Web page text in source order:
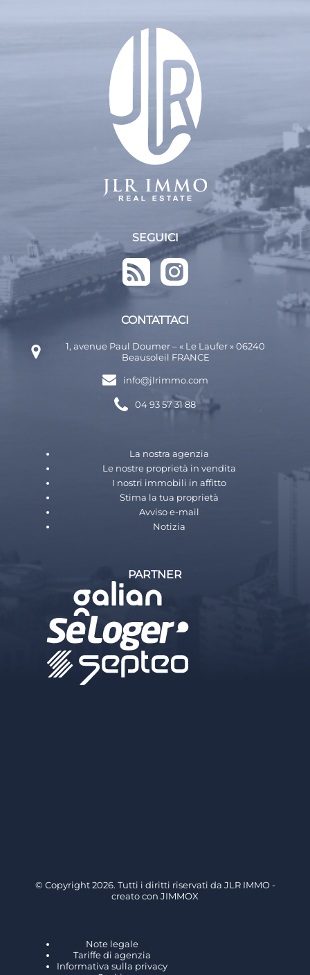
SEGUICI
CONTATTACI
1, avenue Paul Doumer – « Le Laufer » 06240
Beausoleil FRANCE
info@jlrimmo.com
04 93 57 31 88
La nostra agenzia
Le nostre proprietà in vendita
I nostri immobili in affitto
Stima la tua proprietà
Avviso e-mail
Notizia
PARTNER
© Copyright 2026. Tutti i diritti riservati da JLR IMMO-
creato con JIMMOX
Note legale
Tariffe di agenzia
Informativa sulla privacy